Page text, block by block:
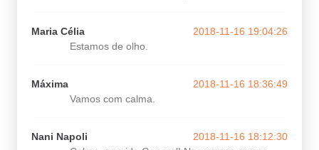
Maria Célia
2018-11-16 19:04:26
Estamos de olho.
Máxima
2018-11-16 18:36:49
Vamos com calma.
Nani Napoli
2018-11-16 18:12:30